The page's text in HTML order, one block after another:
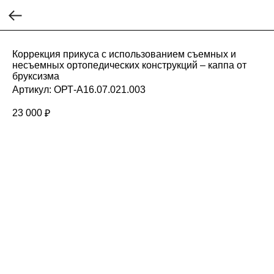
Коррекция прикуса с использованием съемных и
несъемных ортопедических конструкций – каппа от
бруксизма
Артикул: ОРТ-А16.07.021.003
23 000 ₽